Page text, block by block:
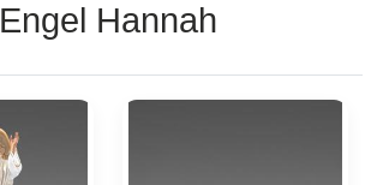
Engel Hannah